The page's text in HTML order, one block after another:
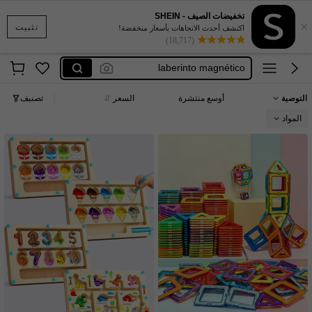
تثبيت ×
تخفيضات الصيف - SHEIN
اكتشف أحدث الاتجاهات بأسعار منخفضة!
(18,717)
labirinto magnético brinquedo
laberinto magnético
tableroo magnetica laberinto
التوصية أوسع منتشرة السعر تصنيف
المواد